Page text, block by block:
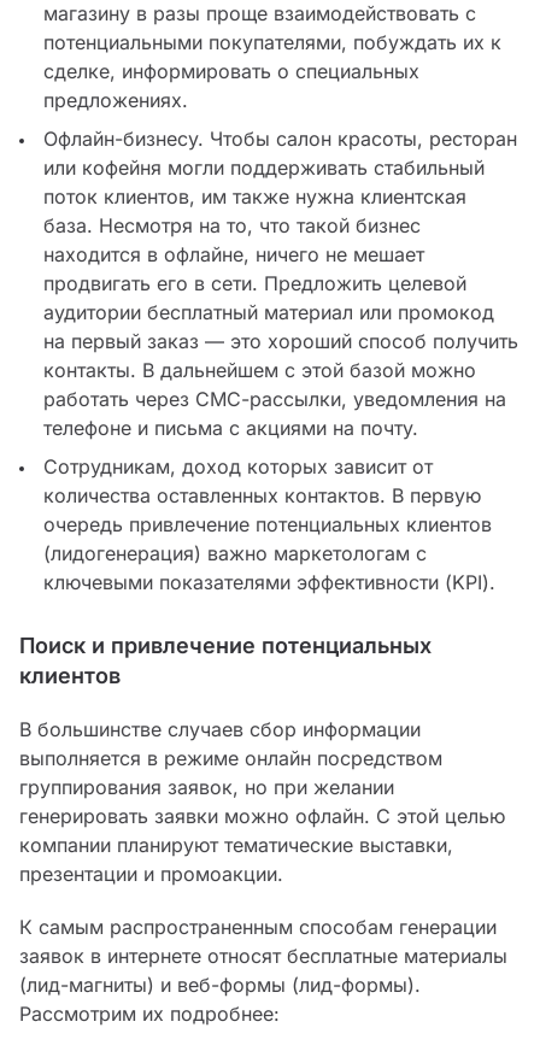
магазину в разы проще взаимодействовать с
потенциальными покупателями, побуждать их к
сделке, информировать о специальных
предложениях.
Офлайн-бизнесу. Чтобы салон красоты, ресторан
или кофейня могли поддерживать стабильный
поток клиентов, им также нужна клиентская
база. Несмотря на то, что такой бизнес
находится в офлайне, ничего не мешает
продвигать его в сети. Предложить целевой
аудитории бесплатный материал или промокод
на первый заказ — это хороший способ получить
контакты. В дальнейшем с этой базой можно
работать через СМС-рассылки, уведомления на
телефоне и письма с акциями на почту.
Сотрудникам, доход которых зависит от
количества оставленных контактов. В первую
очередь привлечение потенциальных клиентов
(лидогенерация) важно маркетологам с
ключевыми показателями эффективности (KPI).
Поиск и привлечение потенциальных
клиентов
В большинстве случаев сбор информации
выполняется в режиме онлайн посредством
группирования заявок, но при желании
генерировать заявки можно офлайн. С этой целью
компании планируют тематические выставки,
презентации и промоакции.
К самым распространенным способам генерации
заявок в интернете относят бесплатные материалы
(лид-магниты) и веб-формы (лид-формы).
Рассмотрим их подробнее: